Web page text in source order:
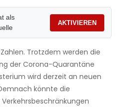
als
AKTIVIEREN
Trotzdem werden die
der Corona-Quarantäne
wird derzeit an neuen
könnte die